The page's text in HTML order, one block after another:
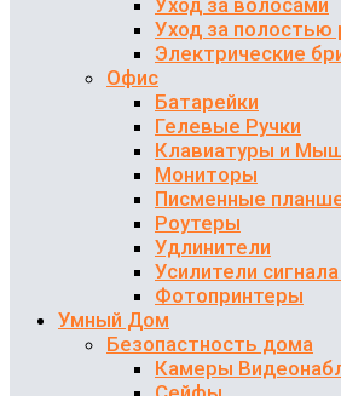
Уход за полостью
Электрические
Офис
Батарейки
Гелевые Ручки
Клавиатуры и
Мониторы
Писменные
Роутеры
Удлинители
Усилители
Фотопринтеры
Умный Дом
Безопастность дома
Камеры